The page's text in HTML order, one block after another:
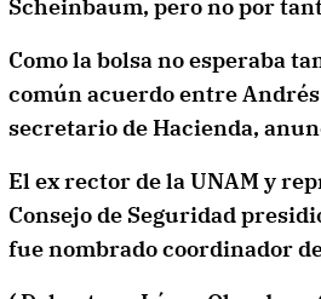
Scheinbaum, pero no por
Como la bolsa no esperaba
común acuerdo entre
secretario de Hacienda,
El ex rector de la UNAM y
Consejo de Seguridad
fue nombrado coordinador